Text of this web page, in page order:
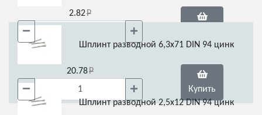
2.82
Шплинт разводной 6,3х71 DIN 94 цинк
20.78
Купить
Шплинт разводной 2,5х12 DIN 94 цинк